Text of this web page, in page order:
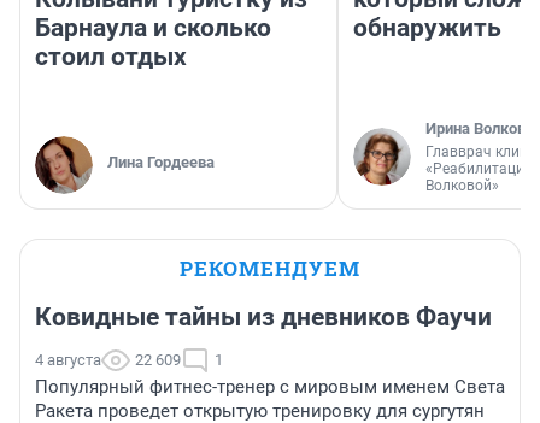
Барнаула и сколько
стоил отдых
Лина Гордеева
обнаружить
Ирина Волкова
Главврач
«Реабилитация
Волковой»
РЕКОМЕНДУЕМ
Ковидные тайны из дневников Фаучи
4 августа 22 609 1
Популярный фитнес-тренер с мировым именем Света
Ракета проведет открытую тренировку для сургутян